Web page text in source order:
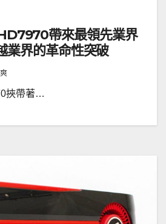
帶來最領先業界
業界的革命性突破
挾帶著…